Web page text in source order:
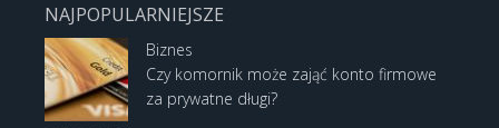
NAJPOPULARNIEJSZE
Biznes
Czy komornik może zająć konto firmowe
za prywatne długi?